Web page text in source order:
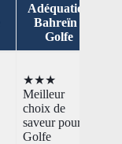
Adéquation
Bahreïn /
Golfe
★★★
Meilleur
choix de
saveur pour le
Golfe